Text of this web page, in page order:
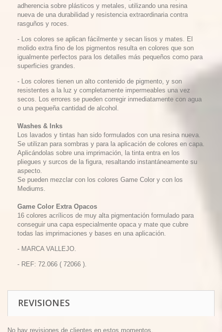
adherencia sobre plásticos y metales, utilizando una resina
nueva de una durabilidad y resistencia extraordinaria contra
rasguños y roces.
- Los colores se aplican fácilmente y secan lisos y mates. El
molido extra fino de los pigmentos resulta en colores que son
igualmente perfectos para los detalles más pequeños como para
superficies grandes.
- Los colores tienen un alto contenido de pigmento, y son
resistentes a la luz y completamente impermeables una vez
secos. Los errores se pueden corregir inmediatamente con agua
o una pequeña cantidad de alcohol.
Washes & Inks
Los lavados y tintas han sido formulados con una resina nueva.
Se utilizan para sombras y para la aplicación de colores en capa.
Aplicándolas sobre una imprimación, la tinta entra en los
pliegues y surcos de la figura, resaltando instantáneamente su
aspecto.
Se pueden mezclar con los colores Game Color y con los
Mediums.
Game Color Extra Opacos
16 colores acrílicos de muy alta pigmentación formulado para
conseguir una capa especialmente opaca y mate que cubre
todas las imprimaciones y bases en una aplicación.
- MARCA VALLEJO.
- REF: 72.066 ( 72066 ).
REVISIONES
No hay revisiones de clientes en estos momentos.